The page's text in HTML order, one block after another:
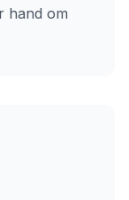
hand om